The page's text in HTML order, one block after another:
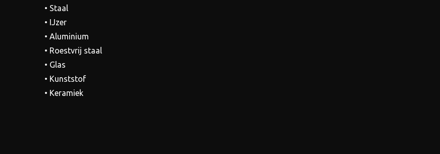
• Staal
• IJzer
• Aluminium
• Roestvrij staal
• Glas
• Kunststof
• Keramiek